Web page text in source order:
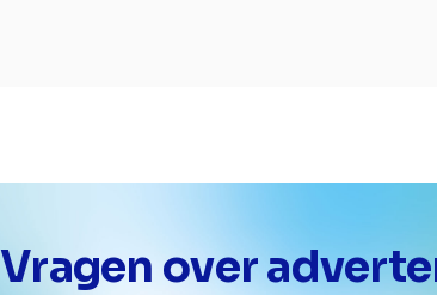
Vragen over